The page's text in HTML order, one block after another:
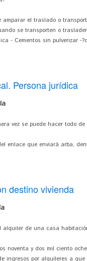
amparar el traslado o
se transporten o
- Cementos sin pulverizar -
Persona jurídica
vez se puede hacer todo
enlace que enviará arba,
destino vivienda
de una casa
noventa y dos mil ciento
ingresos por alquileres a